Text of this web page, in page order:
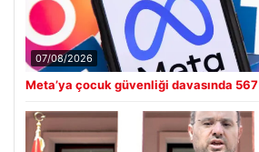
07/08/2026
Meta’ya çocuk güvenliği davasında